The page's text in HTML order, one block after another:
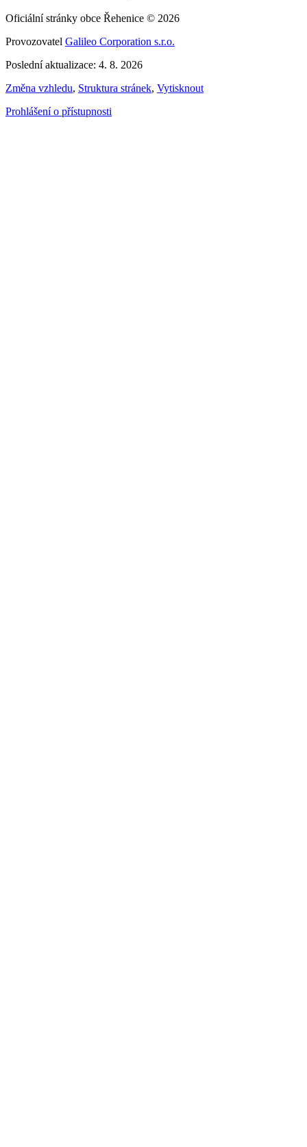
Oficiální stránky obce Řehenice © 2026
Provozovatel Galileo Corporation s.r.o.
Poslední aktualizace: 4. 8. 2026
Změna vzhledu, Struktura stránek, Vytisknout
Prohlášení o přístupnosti